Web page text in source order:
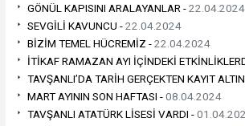
GÖNÜL KAPISINI ARALAYANLAR -22.04.2024
SEVGİLİ KAVUNCU -22.04.2024
BİZİM TEMEL HÜCREMİZ -22.04.2024
İTİKAF RAMAZAN AYI İÇİNDEKİ
TAVŞANLI’DA TARİH GERÇEKTEN KAYIT
MART AYININ SON HAFTASI -08.04.2024
TAVŞANLI ATATÜRK LİSESİ VARDI -